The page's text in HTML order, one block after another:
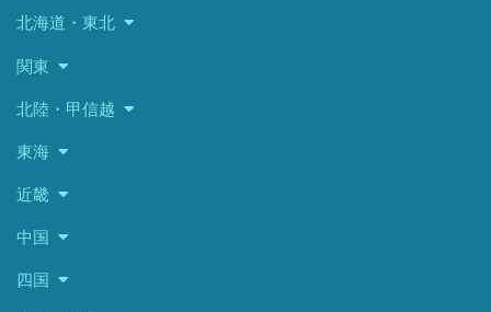
北海道・東北
関東
北陸・甲信越
東海
近畿
中国
四国